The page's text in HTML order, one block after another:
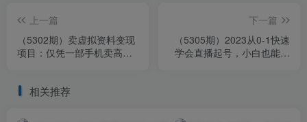
上一篇
（5302期）卖虚拟资料变现
项目：仅凭一部手机卖高考
下一篇
（5305期）2023从0-1快速
学会直播起号，小白也能玩
相关推荐